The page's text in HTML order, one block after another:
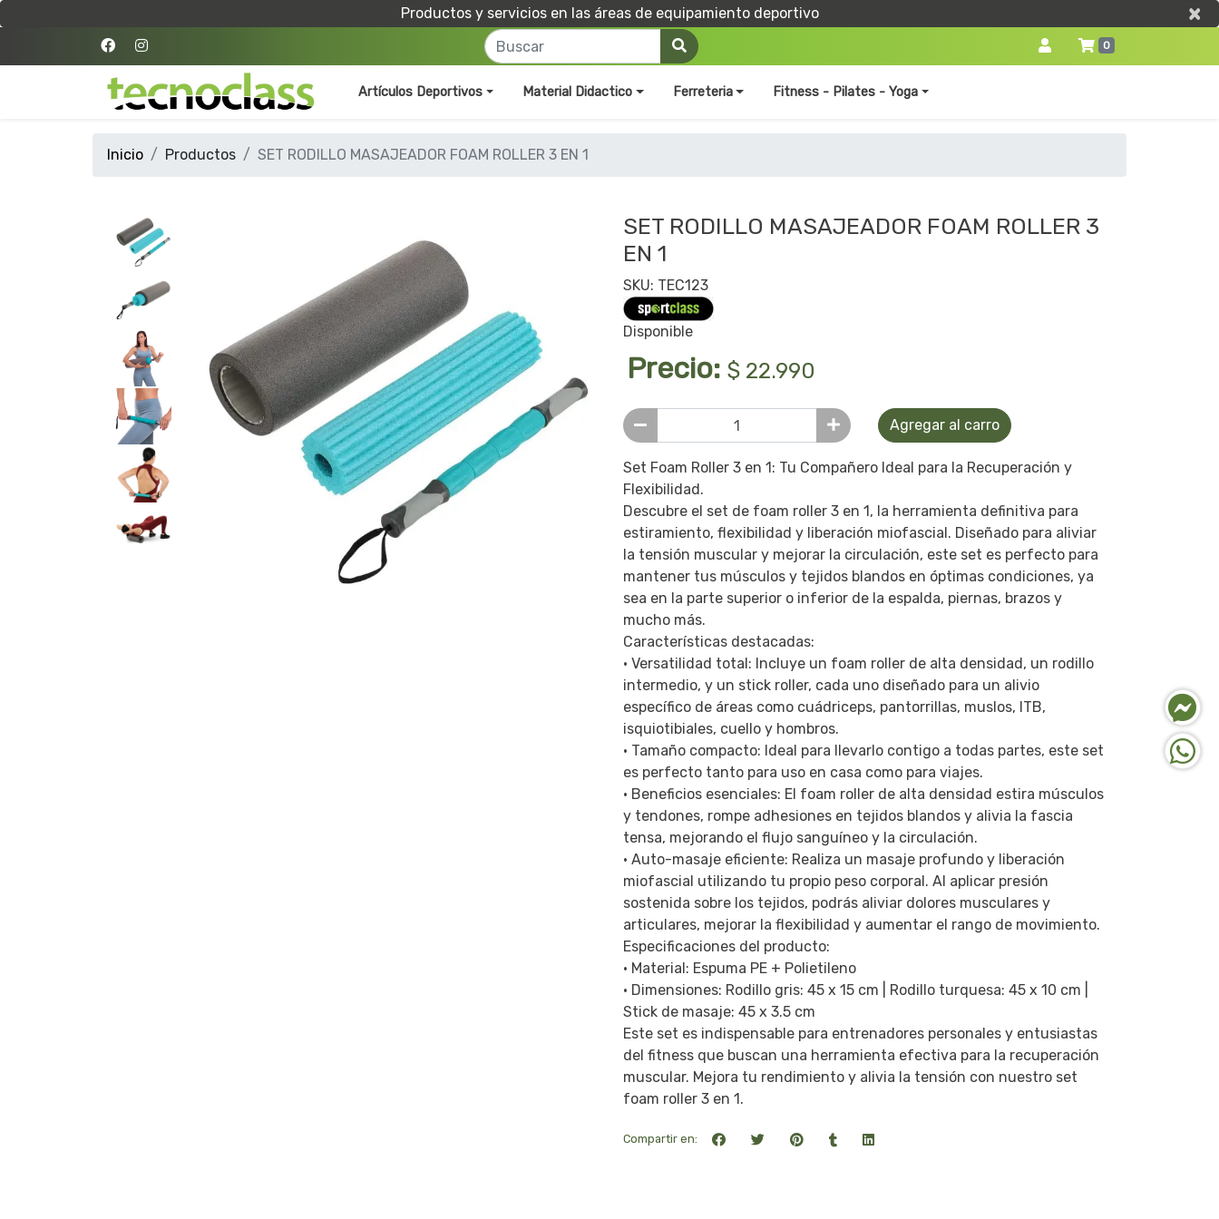
Productos y servicios en las áreas de equipamiento deportivo ×
×
0
Artículos Deportivos Material Didactico Ferreteria Fitness - Pilates - Yoga
Inicio Productos SET RODILLO MASAJEADOR FOAM ROLLER 3 EN 1
SET RODILLO MASAJEADOR FOAM ROLLER 3
EN 1
SKU: TEC123
Disponible
Precio: $ 22.990
Agregar al carro
Set Foam Roller 3 en 1: Tu Compañero Ideal para la Recuperación y
Flexibilidad.
Descubre el set de foam roller 3 en 1, la herramienta definitiva para
estiramiento, flexibilidad y liberación miofascial. Diseñado para aliviar
la tensión muscular y mejorar la circulación, este set es perfecto para
mantener tus músculos y tejidos blandos en óptimas condiciones, ya
sea en la parte superior o inferior de la espalda, piernas, brazos y
mucho más.
Características destacadas:
• Versatilidad total: Incluye un foam roller de alta densidad, un rodillo
intermedio, y un stick roller, cada uno diseñado para un alivio
específico de áreas como cuádriceps, pantorrillas, muslos, ITB,
isquiotibiales, cuello y hombros.
• Tamaño compacto: Ideal para llevarlo contigo a todas partes, este set
es perfecto tanto para uso en casa como para viajes.
• Beneficios esenciales: El foam roller de alta densidad estira músculos
y tendones, rompe adhesiones en tejidos blandos y alivia la fascia
tensa, mejorando el flujo sanguíneo y la circulación.
• Auto-masaje eficiente: Realiza un masaje profundo y liberación
miofascial utilizando tu propio peso corporal. Al aplicar presión
sostenida sobre los tejidos, podrás aliviar dolores musculares y
articulares, mejorar la flexibilidad y aumentar el rango de movimiento.
Especificaciones del producto:
• Material: Espuma PE + Polietileno
• Dimensiones: Rodillo gris: 45 x 15 cm | Rodillo turquesa: 45 x 10 cm |
Stick de masaje: 45 x 3.5 cm
Este set es indispensable para entrenadores personales y entusiastas
del fitness que buscan una herramienta efectiva para la recuperación
muscular. Mejora tu rendimiento y alivia la tensión con nuestro set
foam roller 3 en 1.
Compartir en: